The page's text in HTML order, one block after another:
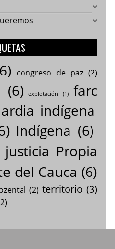
congreso de paz(2)
(6) explotación (1)
farc
indígena
Indígena (6)
justicia Propia
del Cauca (6)
(2) territorio (3)